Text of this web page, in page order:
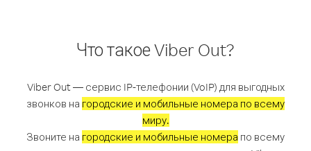
Что такое Viber Out?
Viber Out — сервис IP-телефонии (VoIP) для выгодных
звонков на городские и мобильные номера по всему
миру.
Звоните на городские и мобильные номера по всему